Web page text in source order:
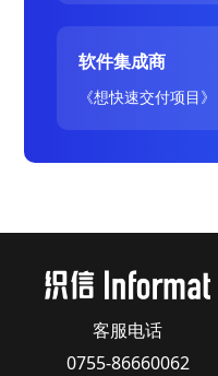
软件集成商
《想快速交付项目》
客服电话
0755-86660062